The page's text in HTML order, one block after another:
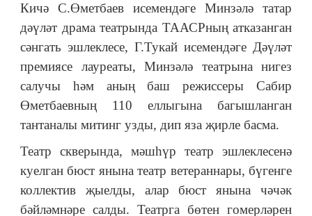
Кичә С.Өметбаев исемендәге Минзәлә татар
дәүләт драма театрында ТААСРның атказанган
сәнгать эшлеклесе, Г.Тукай исемендәге Дәүләт
премиясе лауреаты, Минзәлә театрына нигез
салучы һәм аның баш режиссеры Сабир
Өметбаевның 110 еллыгына багышланган
тантаналы митинг узды, дип яза җирле басма.
Театр скверында, мәшһүр театр эшлеклесенә
куелган бюст янына театр ветераннары, бүгенге
коллектив җыелды, алар бюст янына чәчәк
бәйләмнәре салды. Театрга бөтен гомерләрен